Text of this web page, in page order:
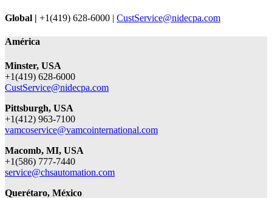
Global | +1(419) 628-6000 | CustService@nidecpa.com
América
Minster, USA
+1(419) 628-6000
CustService@nidecpa.com
Pittsburgh, USA
+1(412) 963-7100
vamcoservice@vamcointernational.com
Macomb, MI, USA
+1(586) 777-7440
service@chsautomation.com
Querétaro, México